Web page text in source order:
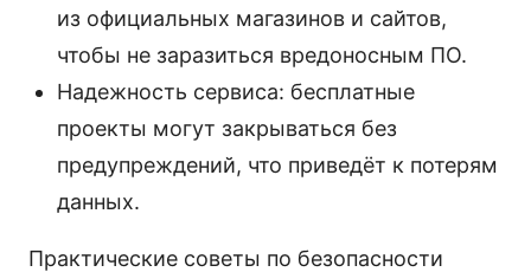
из официальных магазинов и сайтов,
чтобы не заразиться вредоносным ПО.
Надежность сервиса: бесплатные
проекты могут закрываться без
предупреждений, что приведёт к потерям
данных.
Практические советы по безопасности